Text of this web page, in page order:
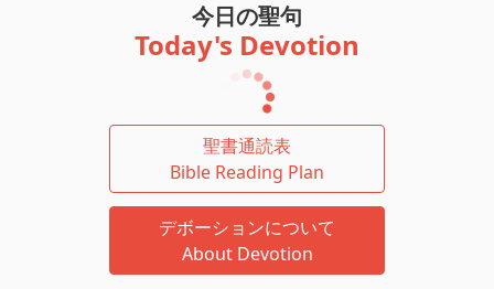
今日の聖句
Today's Devotion
聖書通読表
Bible Reading Plan
デボーションについて
About Devotion